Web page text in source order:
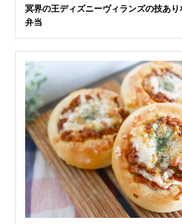
冥界の王ディズニーヴィランズの技あ
弁当